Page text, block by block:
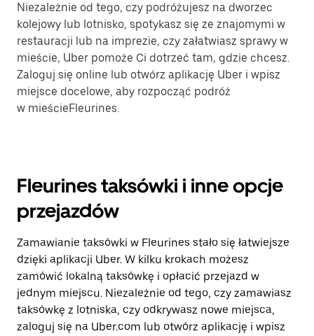
Niezależnie od tego, czy podróżujesz na dworzec
kolejowy lub lotnisko, spotykasz się ze znajomymi w
restauracji lub na imprezie, czy załatwiasz sprawy w
mieście, Uber pomoże Ci dotrzeć tam, gdzie chcesz.
Zaloguj się online lub otwórz aplikację Uber i wpisz
miejsce docelowe, aby rozpocząć podróż
w mieścieFleurines.
Fleurines taksówki i inne opcje
przejazdów
Zamawianie taksówki w Fleurines stało się łatwiejsze
dzięki aplikacji Uber. W kilku krokach możesz
zamówić lokalną taksówkę i opłacić przejazd w
jednym miejscu. Niezależnie od tego, czy zamawiasz
taksówkę z lotniska, czy odkrywasz nowe miejsca,
zaloguj się na Uber.com lub otwórz aplikację i wpisz